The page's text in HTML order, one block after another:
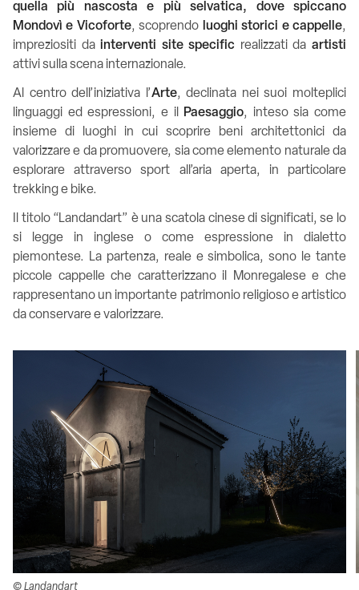
quella più nascosta e più selvatica, dove spiccano
Mondovì e Vicoforte, scoprendo luoghi storici e cappelle,
impreziositi dainterventi site specific realizzati daartisti
attivi sulla scena internazionale.
Al centro dell’iniziativa l’Arte, declinata nei suoi molteplici
linguaggi ed espressioni, e il Paesaggio, inteso sia come
insieme di luoghi in cui scoprire beni architettonici da
valorizzare e da promuovere, sia come elemento naturale da
esplorare attraverso sport all’aria aperta, in particolare
trekking e bike.
Il titolo “Landandart” è una scatola cinese di significati, se lo
si legge in inglese o come espressione in dialetto
piemontese. La partenza, reale e simbolica, sono le tante
piccole cappelle che caratterizzano il Monregalesee che
rappresentano un importante patrimonio religioso e artistico
da conservare e valorizzare.
© Landandart